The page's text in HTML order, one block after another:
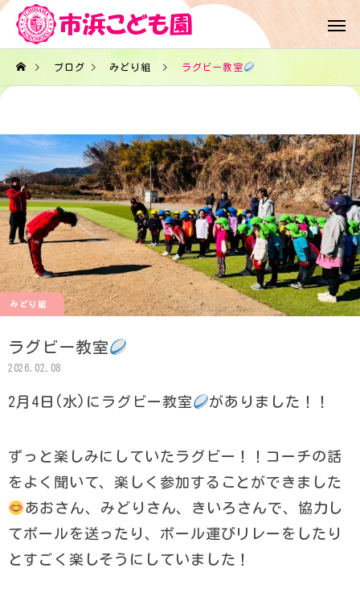
ブログ みどり組 ラグビー教室
みどり組
ラグビー教室
2026.02.08
2月4日(水)にラグビー教室 がありました！！
ずっと楽しみにしていたラグビー！！コーチの話
をよく聞いて、楽しく参加することができました
あおさん、みどりさん、きいろさんで、協力し
てボールを送ったり、ボール運びリレーをしたり
とすごく楽しそうにしていました！